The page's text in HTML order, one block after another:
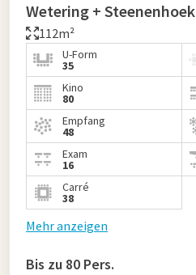
Wetering + Steenenhoek
112m²
U-Form
35
Kino
80
Empfang
48
Exam
16
Carré
38
Mehr anzeigen
Bis zu 80 Pers.